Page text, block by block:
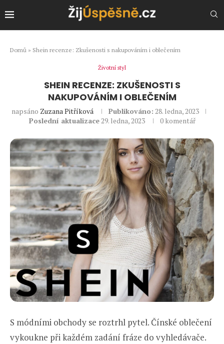
Domů » Shein recenze: Zkušenosti s nakupováním i oblečením
Životní styl
SHEIN RECENZE: ZKUŠENOSTI S
NAKUPOVÁNÍM I OBLEČENÍM
napsáno Zuzana Pitříková Publikováno: 28. ledna, 2023
Poslední aktualizace29. ledna, 2023 0 komentář
S módními obchody se roztrhl pytel. Čínské oblečení
vykoukne při každém zadání fráze do vyhledávače.